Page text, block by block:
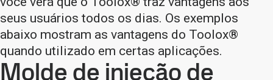
seus usuários todos os dias. Os exemplos
abaixo mostram as vantagens do Toolox®
quando utilizado em certas aplicações.
Molde de injeção de